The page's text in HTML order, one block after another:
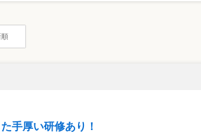
手厚い研修あり！